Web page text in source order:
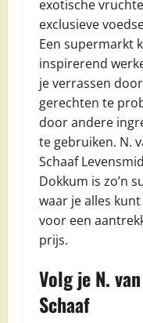
exotische
exclusieve
Een supermarkt
inspirerend
je verrassen
gerechten te
door andere
te gebruiken. N.
Schaaf
Dokkum is zo’n
waar je alles
voor een
prijs.
Volg je N.
Schaaf